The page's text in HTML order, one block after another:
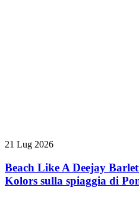
21 Lug 2026
Beach Like A Deejay
Kolors sulla spiaggia di